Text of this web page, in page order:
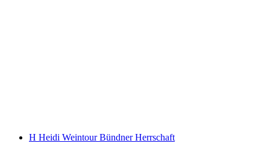
H Heidi Weintour Bündner Herrschaft